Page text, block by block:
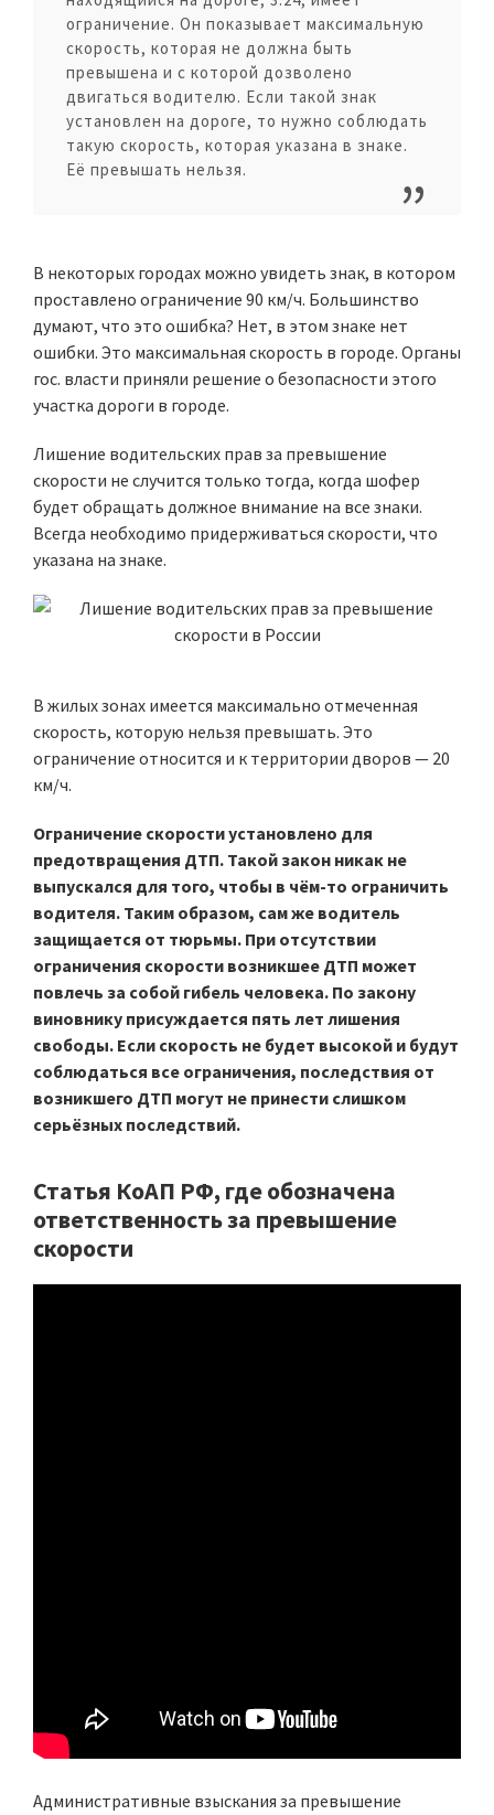
ограничение. Он показывает максимальную
скорость, которая не должна быть
превышена и с которой дозволено
двигаться водителю. Если такой знак
установлен на дороге, то нужно соблюдать
такую скорость, которая указана в знаке.
Её превышать нельзя.
В некоторых городах можно увидеть знак, в котором
проставлено ограничение 90 км/ч. Большинство
думают, что это ошибка? Нет, в этом знаке нет
ошибки. Это максимальная скорость в городе. Органы
гос. власти приняли решение о безопасности этого
участка дороги в городе.
Лишение водительских прав за превышение
скорости не случится только тогда, когда шофер
будет обращать должное внимание на все знаки.
Всегда необходимо придерживаться скорости, что
указана на знаке.
В жилых зонах имеется максимально отмеченная
скорость, которую нельзя превышать. Это
ограничение относится и к территории дворов — 20
км/ч.
Ограничение скорости установлено для
предотвращения ДТП. Такой закон никак не
выпускался для того, чтобы в чём-то ограничить
водителя. Таким образом, сам же водитель
защищается от тюрьмы. При отсутствии
ограничения скорости возникшее ДТП может
повлечь за собой гибель человека. По закону
виновнику присуждается пять лет лишения
свободы. Если скорость не будет высокой и будут
соблюдаться все ограничения, последствия от
возникшего ДТП могут не принести слишком
серьёзных последствий.
Статья КоАП РФ, где обозначена
ответственность за превышение
скорости
Административные взыскания за превышение